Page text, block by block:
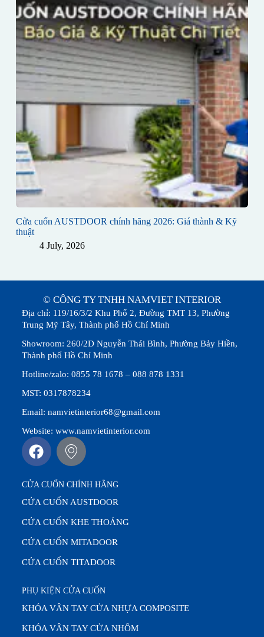
Cửa cuốn AUSTDOOR chính hãng 2026: Giá thành & Kỹ
thuật
4 July, 2026
© CÔNG TY TNHH NAMVIET INTERIOR
Địa chỉ: 119/16/3/2 Khu Phố 2, Đường TMT 13, Phường
Trung Mỹ Tây, Thành phố Hồ Chí Minh
Showroom: 260/2D Nguyễn Thái Bình, Phường Bảy Hiền,
Thành phố Hồ Chí Minh
Hotline/zalo: 0855 78 1678 – 088 878 1331
MST: 0317878234
Email: namvietinterior68@gmail.com
Website: www.namvietinterior.com
CỬA CUỐN CHÍNH HÃNG
CỬA CUỐN AUSTDOOR
CỬA CUỐN KHE THOÁNG
CỬA CUỐN MITADOOR
CỬA CUỐN TITADOOR
PHỤ KIỆN CỬA CUỐN
KHÓA VÂN TAY CỬA NHỰA COMPOSITE
KHÓA VÂN TAY CỬA NHÔM